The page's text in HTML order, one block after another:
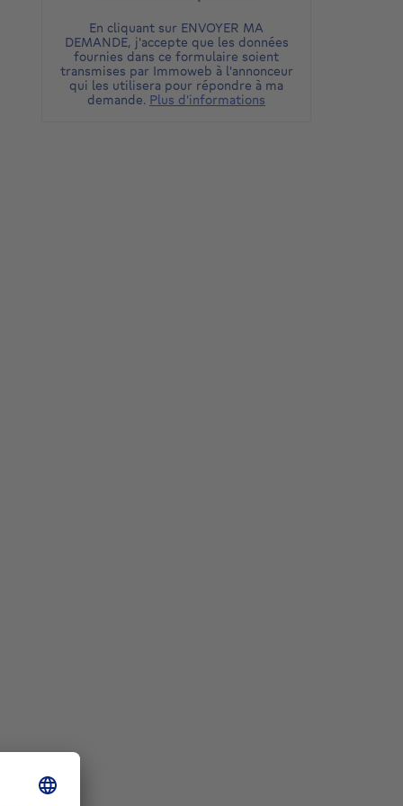
En cliquant sur ENVOYER MA
DEMANDE, j'accepte que les données
fournies dans ce formulaire soient
transmises par Immoweb à l'annonceur
qui les utilisera pour répondre à ma
demande. Plus d'informations